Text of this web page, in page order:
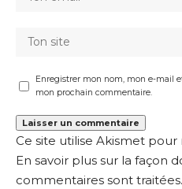
Enregistrer mon nom, mon e-mail
mon prochain commentaire.
Ce site utilise Akismet pour
En savoir plus sur la façon
commentaires sont traitées.